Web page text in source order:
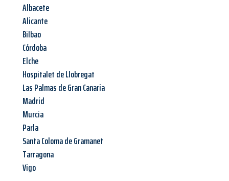
Albacete
Alicante
Bilbao
Córdoba
Elche
Hospitalet de Llobregat
Las Palmas de Gran Canaria
Madrid
Murcia
Parla
Santa Coloma de Gramanet
Tarragona
Vigo